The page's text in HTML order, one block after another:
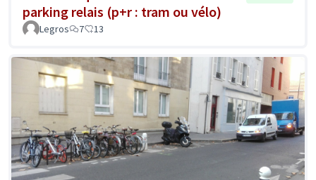
parking relais (p+r : tram ou vélo)
Legros 7 13